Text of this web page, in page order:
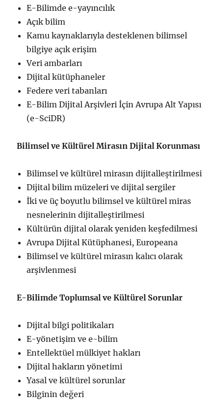
E-Bilimde e-yayıncılık
Açık bilim
Kamu kaynaklarıyla desteklenen bilimsel
bilgiye açık erişim
Veri ambarları
Dijital kütüphaneler
Federe veri tabanları
E-Bilim Dijital Arşivleri İçin Avrupa Alt Yapısı
(e-SciDR)
Bilimsel ve Kültürel Mirasın Dijital Korunması
Bilimsel ve kültürel mirasın dijitalleştirilmesi
Dijital bilim müzeleri ve dijital sergiler
İki ve üç boyutlu bilimsel ve kültürel miras
nesnelerinin dijitalleştirilmesi
Kültürün dijital olarak yeniden keşfedilmesi
Avrupa Dijital Kütüphanesi, Europeana
Bilimsel ve kültürel mirasın kalıcı olarak
arşivlenmesi
E-Bilimde Toplumsal ve Kültürel Sorunlar
Dijital bilgi politikaları
E-yönetişim ve e-bilim
Entellektüel mülkiyet hakları
Dijital hakların yönetimi
Yasal ve kültürel sorunlar
Bilginin değeri